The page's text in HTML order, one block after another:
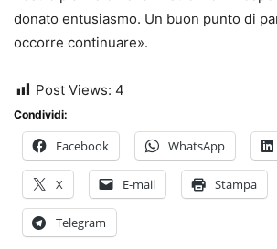
donato entusiasmo. Un buon punto di
occorre continuare».
Post Views: 4
Condividi:
Facebook WhatsApp
X E-mail Stampa
Telegram